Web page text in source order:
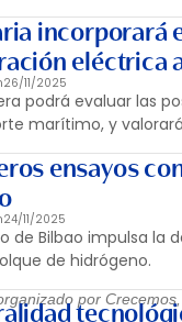
incorporará
eléctrica
26/11/2025
podrá evaluar las
marítimo, y
ensayos
24/11/2025
de Bilbao impulsa la
de hidrógeno.
por